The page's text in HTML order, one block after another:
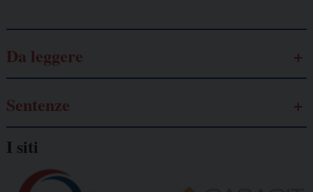
Da leggere
Sentenze
I siti